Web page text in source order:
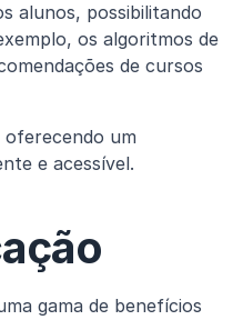
alunos, possibilitando
os algoritmos de
de cursos
oferecendo um
e acessível.
gama de benefícios